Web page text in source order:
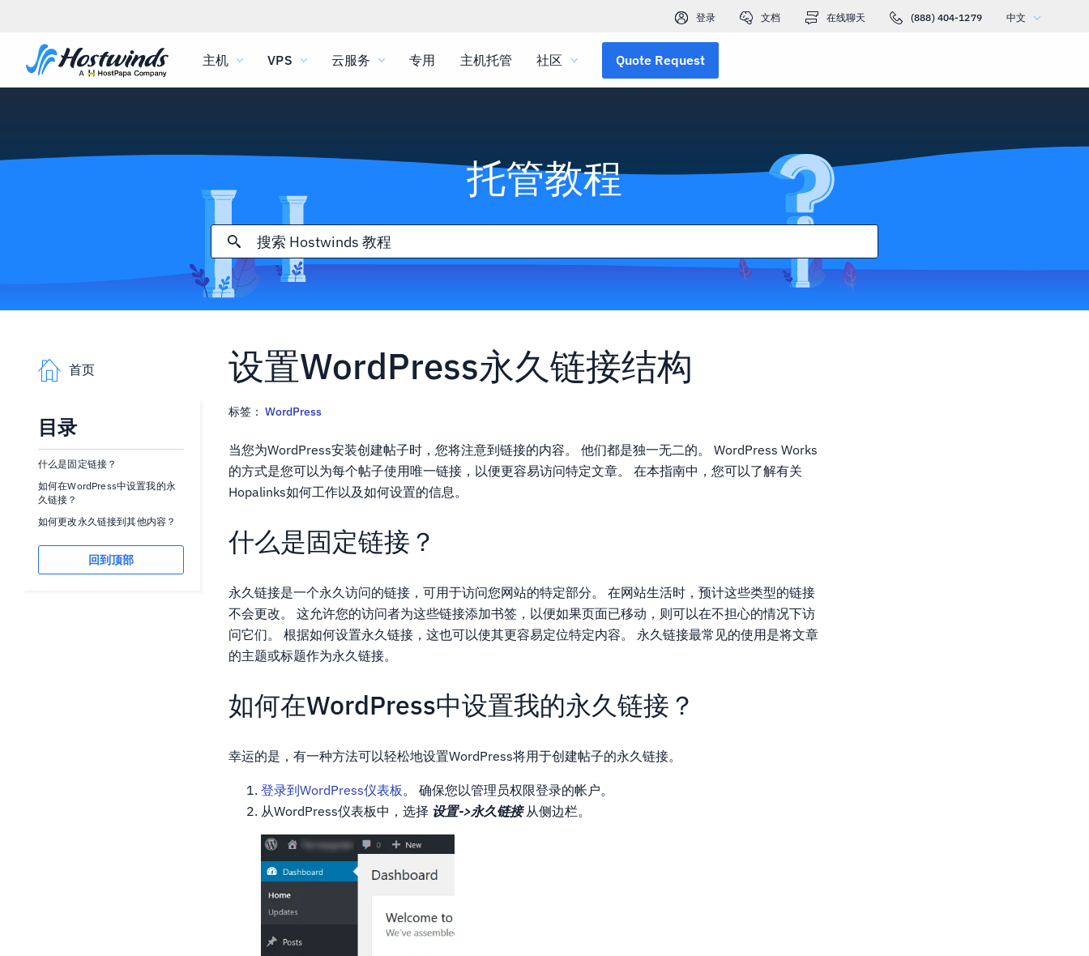
登录 文档 在线聊天 (888) 404-1279 中文
主机 VPS 云服务 专用 主机托管 社区 Quote Request
托管教程
首页
目录
什么是固定链接？
如何在WordPress中设置我的永
久链接？
如何更改永久链接到其他内容？
回到顶部
设置WordPress永久链接结构
标签： WordPress
当您为WordPress安装创建帖子时，您将注意到链接的内容。 他们都是独一无二的。 WordPress Works
的方式是您可以为每个帖子使用唯一链接，以便更容易访问特定文章。 在本指南中，您可以了解有关
Hopalinks如何工作以及如何设置的信息。
什么是固定链接？
永久链接是一个永久访问的链接，可用于访问您网站的特定部分。 在网站生活时，预计这些类型的链接
不会更改。 这允许您的访问者为这些链接添加书签，以便如果页面已移动，则可以在不担心的情况下访
问它们。 根据如何设置永久链接，这也可以使其更容易定位特定内容。 永久链接最常见的使用是将文章
的主题或标题作为永久链接。
如何在WordPress中设置我的永久链接？
幸运的是，有一种方法可以轻松地设置WordPress将用于创建帖子的永久链接。
登录到WordPress仪表板。 确保您以管理员权限登录的帐户。
从WordPress仪表板中，选择 设置->永久链接从侧边栏。